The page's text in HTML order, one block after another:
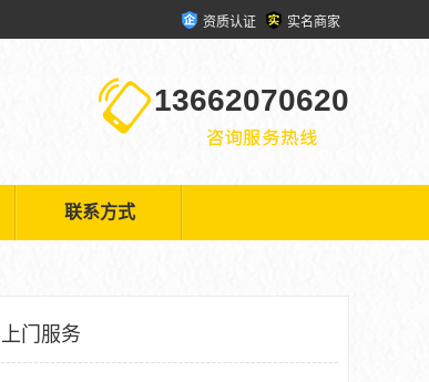
资质认证 实名商家
13662070620
联系方式
门服务